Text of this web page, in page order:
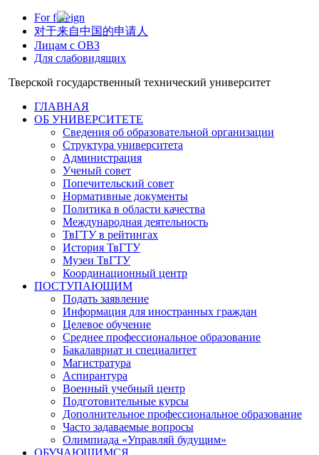
For foreign
对于来自中国的申请人
Лицам с ОВЗ
Для слабовидящих
Тверской государственный технический университет
ГЛАВНАЯ
ОБ УНИВЕРСИТЕТЕ
Сведения об образовательной организации
Структура университета
Администрация
Ученый совет
Попечительский совет
Нормативные документы
Политика в области качества
Международная деятельность
ТвГТУ в рейтингах
История ТвГТУ
Музеи ТвГТУ
Координационный центр
ПОСТУПАЮЩИМ
Подать заявление
Информация для иностранных граждан
Целевое обучение
Среднее профессиональное образование
Бакалавриат и специалитет
Магистратура
Аспирантура
Военный учебный центр
Подготовительные курсы
Дополнительное профессиональное образование
Часто задаваемые вопросы
Олимпиада «Управляй будущим»
ОБУЧАЮЩИМСЯ